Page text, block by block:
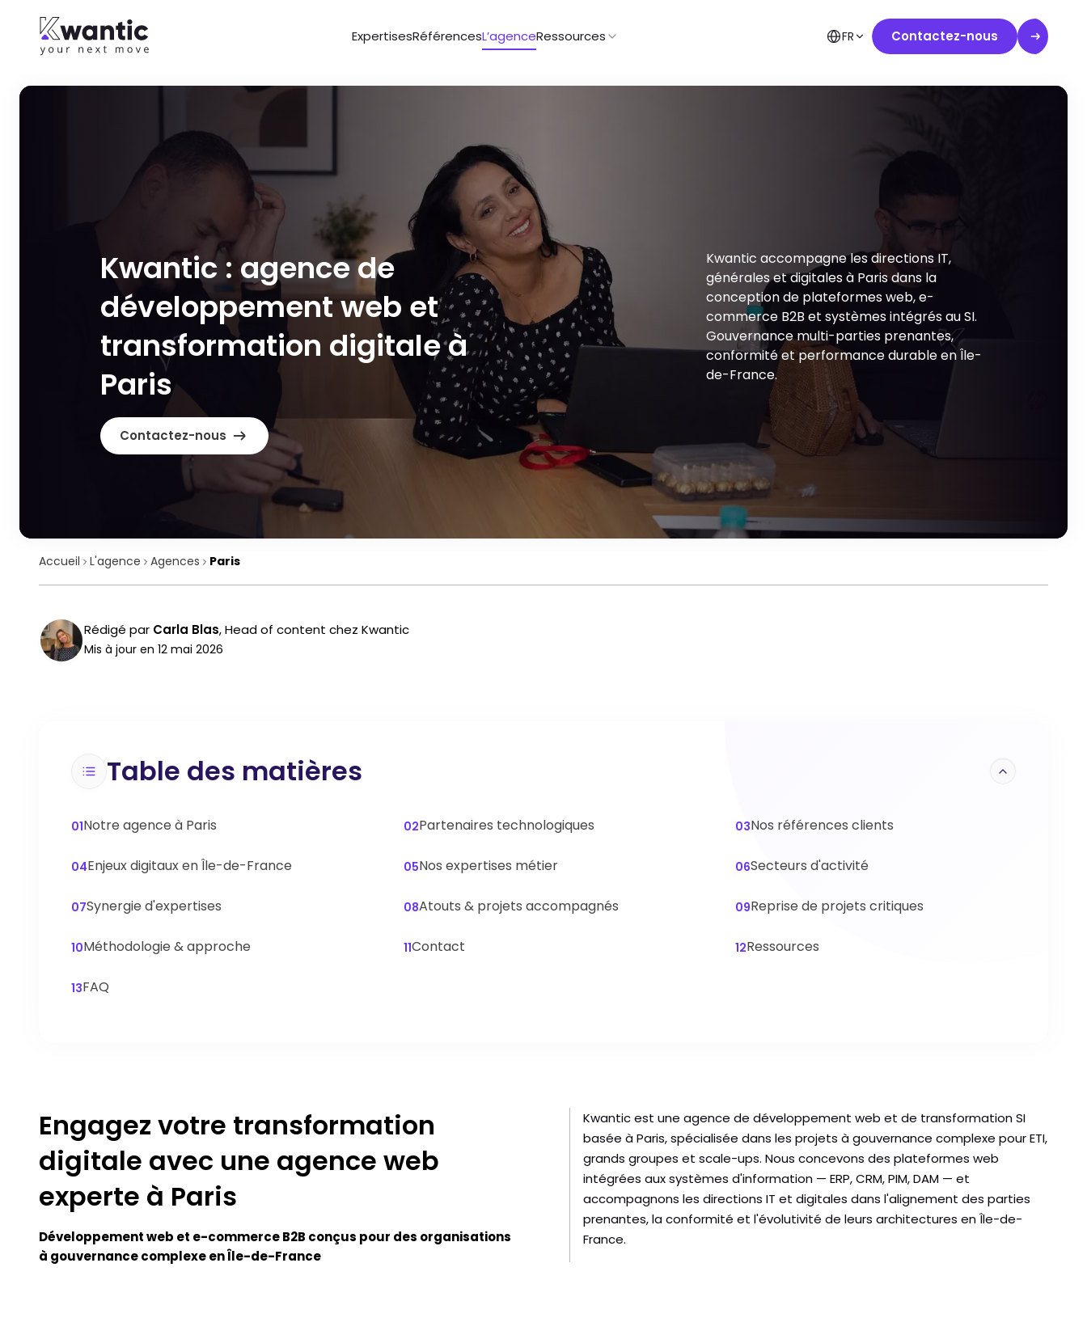
ExpertisesRéférencesL’agenceRessources FR Contactez-nous
Kwantic : agence de
développement web et
transformation digitale à
Paris
Kwantic accompagne les directions IT,
générales et digitales à Paris dans la
conception de plateformes web, e-
commerce B2B et systèmes intégrés au SI.
Gouvernance multi-parties prenantes,
conformité et performance durable en Île-
de-France.
Contactez-nous
Accueil L'agence Agences Paris
Rédigé par Carla Blas,Head of content chez Kwantic
Mis à jour en 12 mai 2026
Table des matières
01Notre agence à Paris 02Partenaires technologiques 03Nos références clients
04Enjeux digitaux en Île-de-France 05Nos expertises métier 06Secteurs d'activité
07Synergie d'expertises 08Atouts & projets accompagnés 09Reprise de projets critiques
10Méthodologie & approche 11Contact 12Ressources
13FAQ
Engagez votre transformation
digitale avec une agence web
experte à Paris
Développement web et e-commerce B2B conçus pour des organisations
à gouvernance complexe en Île-de-France
Kwantic est une agence de développement web et de transformation SI
basée à Paris, spécialisée dans les projets à gouvernance complexe pour ETI,
grands groupes et scale-ups. Nous concevons des plateformes web
intégrées aux systèmes d'information — ERP, CRM, PIM, DAM — et
accompagnons les directions IT et digitales dans l'alignement des parties
prenantes, la conformité et l'évolutivité de leurs architectures en Île-de-
France.